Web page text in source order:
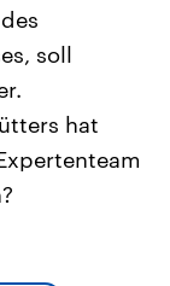
Beiträge,
und
die Vereinigten
Ländern
Einfluss auf
soll
hat